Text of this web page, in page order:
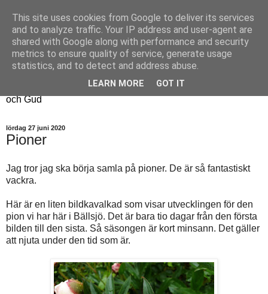
Fyren
Fyren finns för att sprida ljus i mörkret
För att påminna om guldkanterna i tillvaron
Här samsas jakt, hantverk, odling, och andra tankar om livet
och Gud
lördag 27 juni 2020
Pioner
Jag tror jag ska börja samla på pioner. De är så fantastiskt
vackra.
Här är en liten bildkavalkad som visar utvecklingen för den
pion vi har här i Bällsjö. Det är bara tio dagar från den första
bilden till den sista. Så säsongen är kort minsann. Det gäller
att njuta under den tid som är.
This site uses cookies from Google to deliver its services
and to analyze traffic. Your IP address and user-agent are
shared with Google along with performance and security
metrics to ensure quality of service, generate usage
statistics, and to detect and address abuse.
LEARN MORE GOT IT